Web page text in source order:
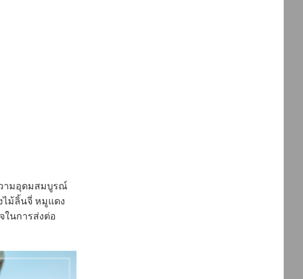
ามอุดมสมบูรณ์
ไม้ลิ้นจี่ หมูแดง
ในการส่งต่อ